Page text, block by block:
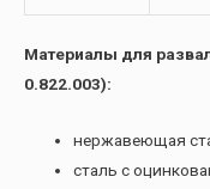
Материалы для
0.822.003):
нержавеющая
сталь с